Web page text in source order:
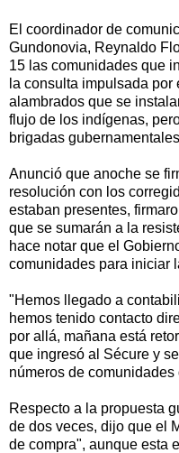
El coordinador de
Gundonovia, Reynaldo
15 las comunidades que
la consulta impulsada
alambrados que se
flujo de los indígenas,
brigadas
Anunció que anoche se
resolución con los
estaban presentes,
que se sumarán a la
hace notar que el
comunidades para iniciar
"Hemos llegado a
hemos tenido contacto
por allá, mañana está
que ingresó al Sécure y
números de
Respecto a la propuesta
de dos veces, dijo que el
de compra", aunque esta